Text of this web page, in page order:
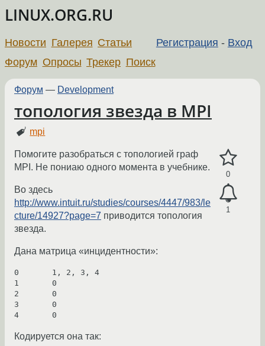
LINUX.ORG.RU
Регистрация - Вход
Новости Галерея Статьи
Форум Опросы Трекер Поиск
Форум — Development
топология звезда в MPI
mpi
0
1
Помогите разобраться с топологией граф
MPI. Не пониаю одного момента в учебнике.
Во здесь
http://www.intuit.ru/studies/courses/4447/983/le
cture/14927?page=7 приводится топология
звезда.
Дана матрица «инцидентности»:
0 	1, 2, 3, 4
1 	0
2 	0
3 	0
Кодируется она так: